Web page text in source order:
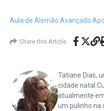
Aula de Alemão Avançado
Share this Article
Tatiane Dias,
cidade natal
atualmente
um pulinho na